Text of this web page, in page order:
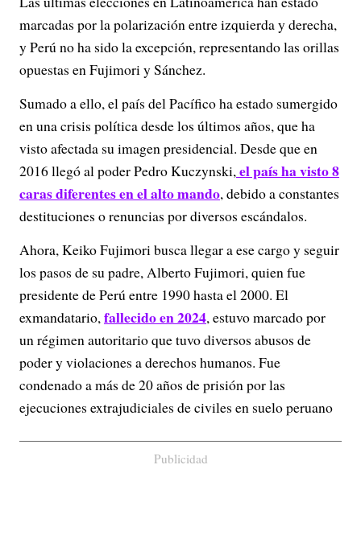
marcadas por la polarización entre izquierda y derecha,
y Perú no ha sido la excepción, representando las orillas
opuestas en Fujimori y Sánchez.
Sumado a ello, el país del Pacífico ha estado sumergido
en una crisis política desde los últimos años, que ha
visto afectada su imagen presidencial. Desde que en
2016 llegó al poder Pedro Kuczynski,el país ha visto 8
caras diferentes en el alto mando, debido a constantes
destituciones o renuncias por diversos escándalos.
Ahora, Keiko Fujimori busca llegar a ese cargo y seguir
los pasos de su padre, Alberto Fujimori, quien fue
presidente de Perú entre 1990 hasta el 2000. El
exmandatario,fallecido en 2024, estuvo marcado por
un régimen autoritario que tuvo diversos abusos de
poder y violaciones a derechos humanos. Fue
condenado a más de 20 años de prisión por las
ejecuciones extrajudiciales de civiles en suelo peruano
Publicidad